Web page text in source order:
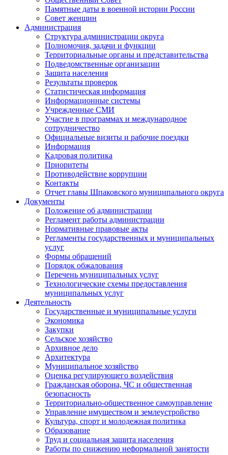
Памятные даты в военной истории России
Совет женщин
Администрация
Структура администрации округа
Полномочия, задачи и функции
Территориальные органы и представительства
Подведомственные организации
Защита населения
Результаты проверок
Статистическая информация
Информационные системы
Учрежденные СМИ
Участие в программах и международное
сотрудничество
Официальные визиты и рабочие поездки
Информация
Кадровая политика
Приоритеты
Противодействие коррупции
Контакты
Отчет главы Шпаковского муниципального округа
Документы
Положение об администрации
Регламент работы администрации
Нормативные правовые акты
Регламенты государственных и муниципальных
услуг
Формы обращений
Порядок обжалования
Перечень муниципальных услуг
Технологические схемы предоставления
муниципальных услуг
Деятельность
Государственные и муниципальные услуги
Экономика
Закупки
Сельское хозяйство
Архивное дело
Архитектура
Муниципальное хозяйство
Оценка регулирующего воздействия
Гражданская оборона, ЧС и общественная
безопасность
Территориально-общественное самоуправление
Управление имуществом и землеустройство
Культура, спорт и молодежная политика
Образование
Труд и социальная защита населения
Работы по снижению неформальной занятости